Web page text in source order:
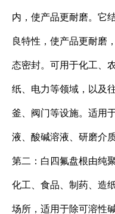
内，使产品更耐磨。它
良特性，使产品更耐磨
态密封。可用于化工、
纸、电力等领域，以及
釜、阀门等设施。适用
液、酸碱溶液、研磨介质
第二：白四氟盘根由纯
化工、食品、制药、造
场所，适用于除可溶性